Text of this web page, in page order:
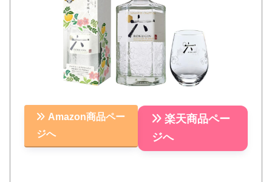
Amazon商品ペー
ジへ
楽天商品ペー
ジへ